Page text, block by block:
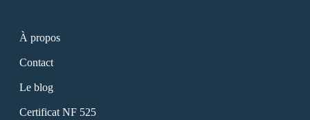
À propos
Contact
Le blog
Certificat NF 525